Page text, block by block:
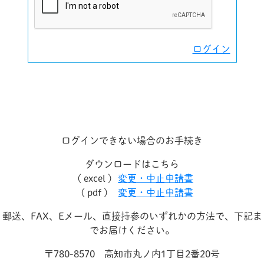
ログイン
ログインできない場合のお手続き
ダウンロードはこちら
( excel )
変更・中止申請書
( pdf )
変更・中止申請書
郵送、FAX、Eメール、直接持参のいずれかの方法で、下記ま
でお届けください。
〒780-8570 高知市丸ノ内1丁目2番20号